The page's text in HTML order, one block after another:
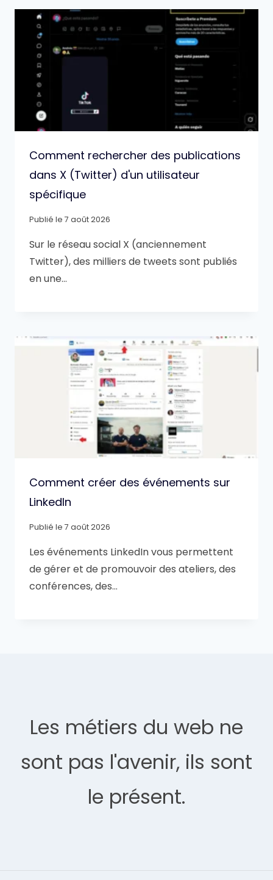
Comment rechercher des publications
dans X (Twitter) d'un utilisateur
spécifique
Publié le 7 août 2026
Sur le réseau social X (anciennement
Twitter), des milliers de tweets sont publiés
en une…
Comment créer des événements sur
LinkedIn
Publié le 7 août 2026
Les événements LinkedIn vous permettent
de gérer et de promouvoir des ateliers, des
conférences, des…
Les métiers du web ne
sont pas l'avenir, ils sont
le présent.